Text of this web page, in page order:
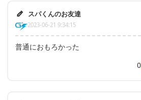
スパくんのお友達
2023-06-21 9:34:15
普通におもろかった
0